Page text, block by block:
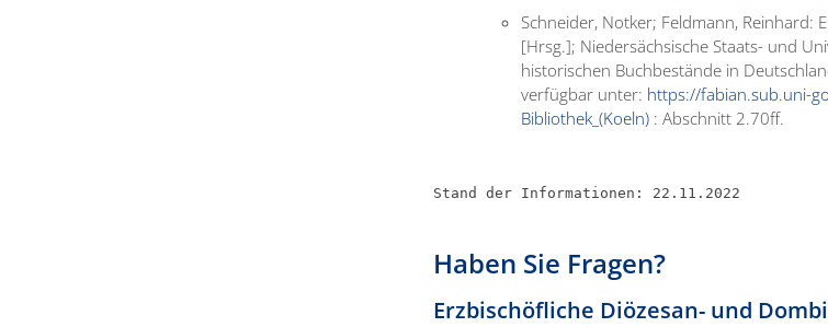
Schneider, Notker; Feldmann, Reinhard:
[Hrsg.]; Niedersächsische Staats- und
historischen Buchbestände in
verfügbar unter: https://fabian.sub.uni-
Bibliothek_(Koeln): Abschnitt 2.70ff.
Stand der Informationen: 22.11.2022
Haben Sie Fragen?
Erzbischöfliche Diözesan- und